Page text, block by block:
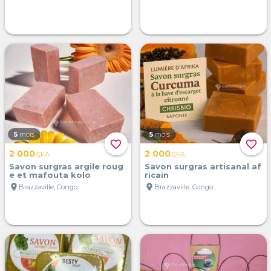
favorite_border
5 mois
2 000CFA
Savon surgras argile roug
e et mafouta kolo
location_on Brazzaville, Congo
favorite_border
5 mois
2 000CFA
Savon surgras artisanal af
ricain
location_on Brazzaville, Congo